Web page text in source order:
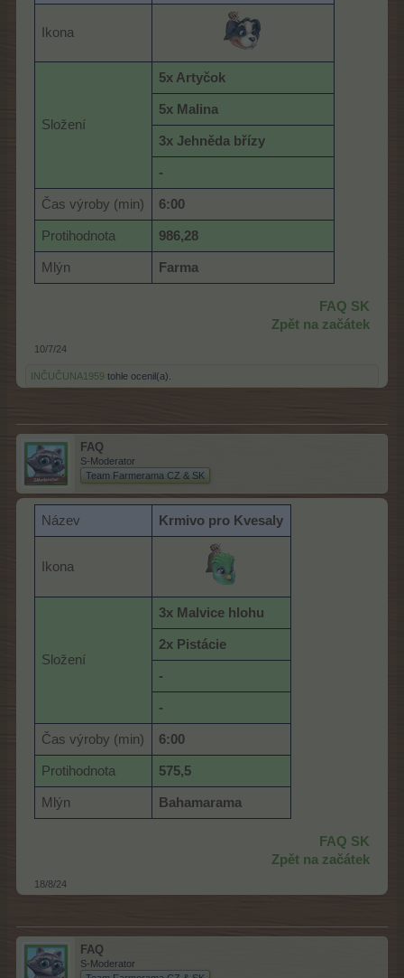
Ikona
Složení
5x Artyčok
5x Malina
3x Jehněda břízy
-
Čas výroby (min) 6:00
Protihodnota 986,28
Mlýn Farma
FAQ SK
Zpět na začátek
10/7/24
INČUČUNA1959 tohle ocenil(a).
FAQ
S-Moderator
Team Farmerama CZ & SK
Název Krmivo pro Kvesaly
Ikona
Složení
3x Malvice hlohu
2x Pistácie
-
-
Čas výroby (min) 6:00
Protihodnota 575,5
Mlýn Bahamarama
FAQ SK
Zpět na začátek
18/8/24
FAQ
S-Moderator